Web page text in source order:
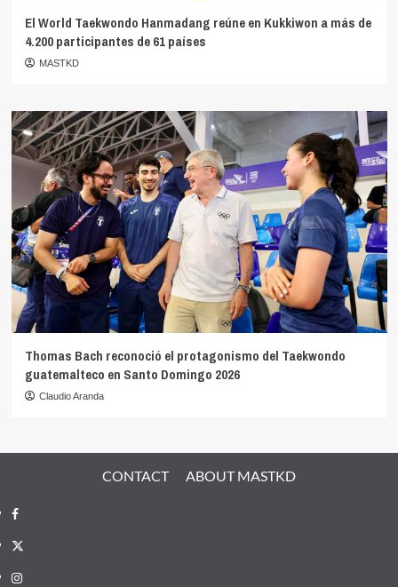
El World Taekwondo Hanmadang reúne en Kukkiwon a más de
4.200 participantes de 61 países
MASTKD
Thomas Bach reconoció el protagonismo del Taekwondo
guatemalteco en Santo Domingo 2026
Claudio Aranda
CONTACT ABOUT MASTKD
Facebook
X
Instagram